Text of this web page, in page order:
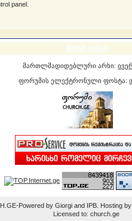
panel.
მსუბუქი ვერსია
მართლმადიდებლური არხი:
ფორუმის ელექტრონული ფოსტა:
Powered by Giorgi and IPB. Hosting
Licensed to: church.ge